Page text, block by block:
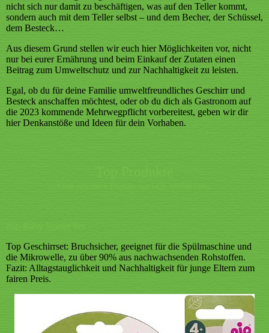
nicht sich nur damit zu beschäftigen, was auf den Teller kommt,
sondern auch mit dem Teller selbst – und dem Becher, der Schüssel,
dem Besteck…
Aus diesem Grund stellen wir euch hier Möglichkeiten vor, nicht
nur bei eurer Ernährung und beim Einkauf der Zutaten einen
Beitrag zum Umweltschutz und zur Nachhaltigkeit zu leisten.
Egal, ob du für deine Familie umweltfreundliches Geschirr und
Besteck anschaffen möchtest, oder ob du dich als Gastronom auf
die 2023 kommende Mehrwegpflicht vorbereitest, geben wir dir
hier Denkanstöße und Ideen für dein Vorhaben.
Top Geschirrset: Bruchsicher, geeignet für die Spülmaschine und
die Mikrowelle, zu über 90% aus nachwachsenden Rohstoffen.
Fazit: Alltagstauglichkeit und Nachhaltigkeit für junge Eltern zum
fairen Preis.